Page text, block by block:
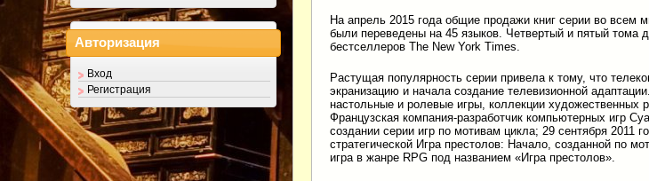
На апрель 2015 года общие продажи книг серии во всем
были переведены на 45 языков. Четвертый и пятый тома
бестселлеров The New York Times.
Растущая популярность серии привела к тому, что
экранизацию и начала создание телевизионной
настольные и ролевые игры, коллекции художественных
Французская компания-разработчик компьютерных игр
создании серии игр по мотивам цикла; 29 сентября 2011
стратегической Игра престолов: Начало, созданной по
игра в жанре RPG под названием «Игра престолов».
Авторизация
Вход
Регистрация